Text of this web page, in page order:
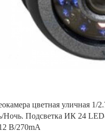
цветная уличная
Ночь. Подсветка ИК 24
В/270mA